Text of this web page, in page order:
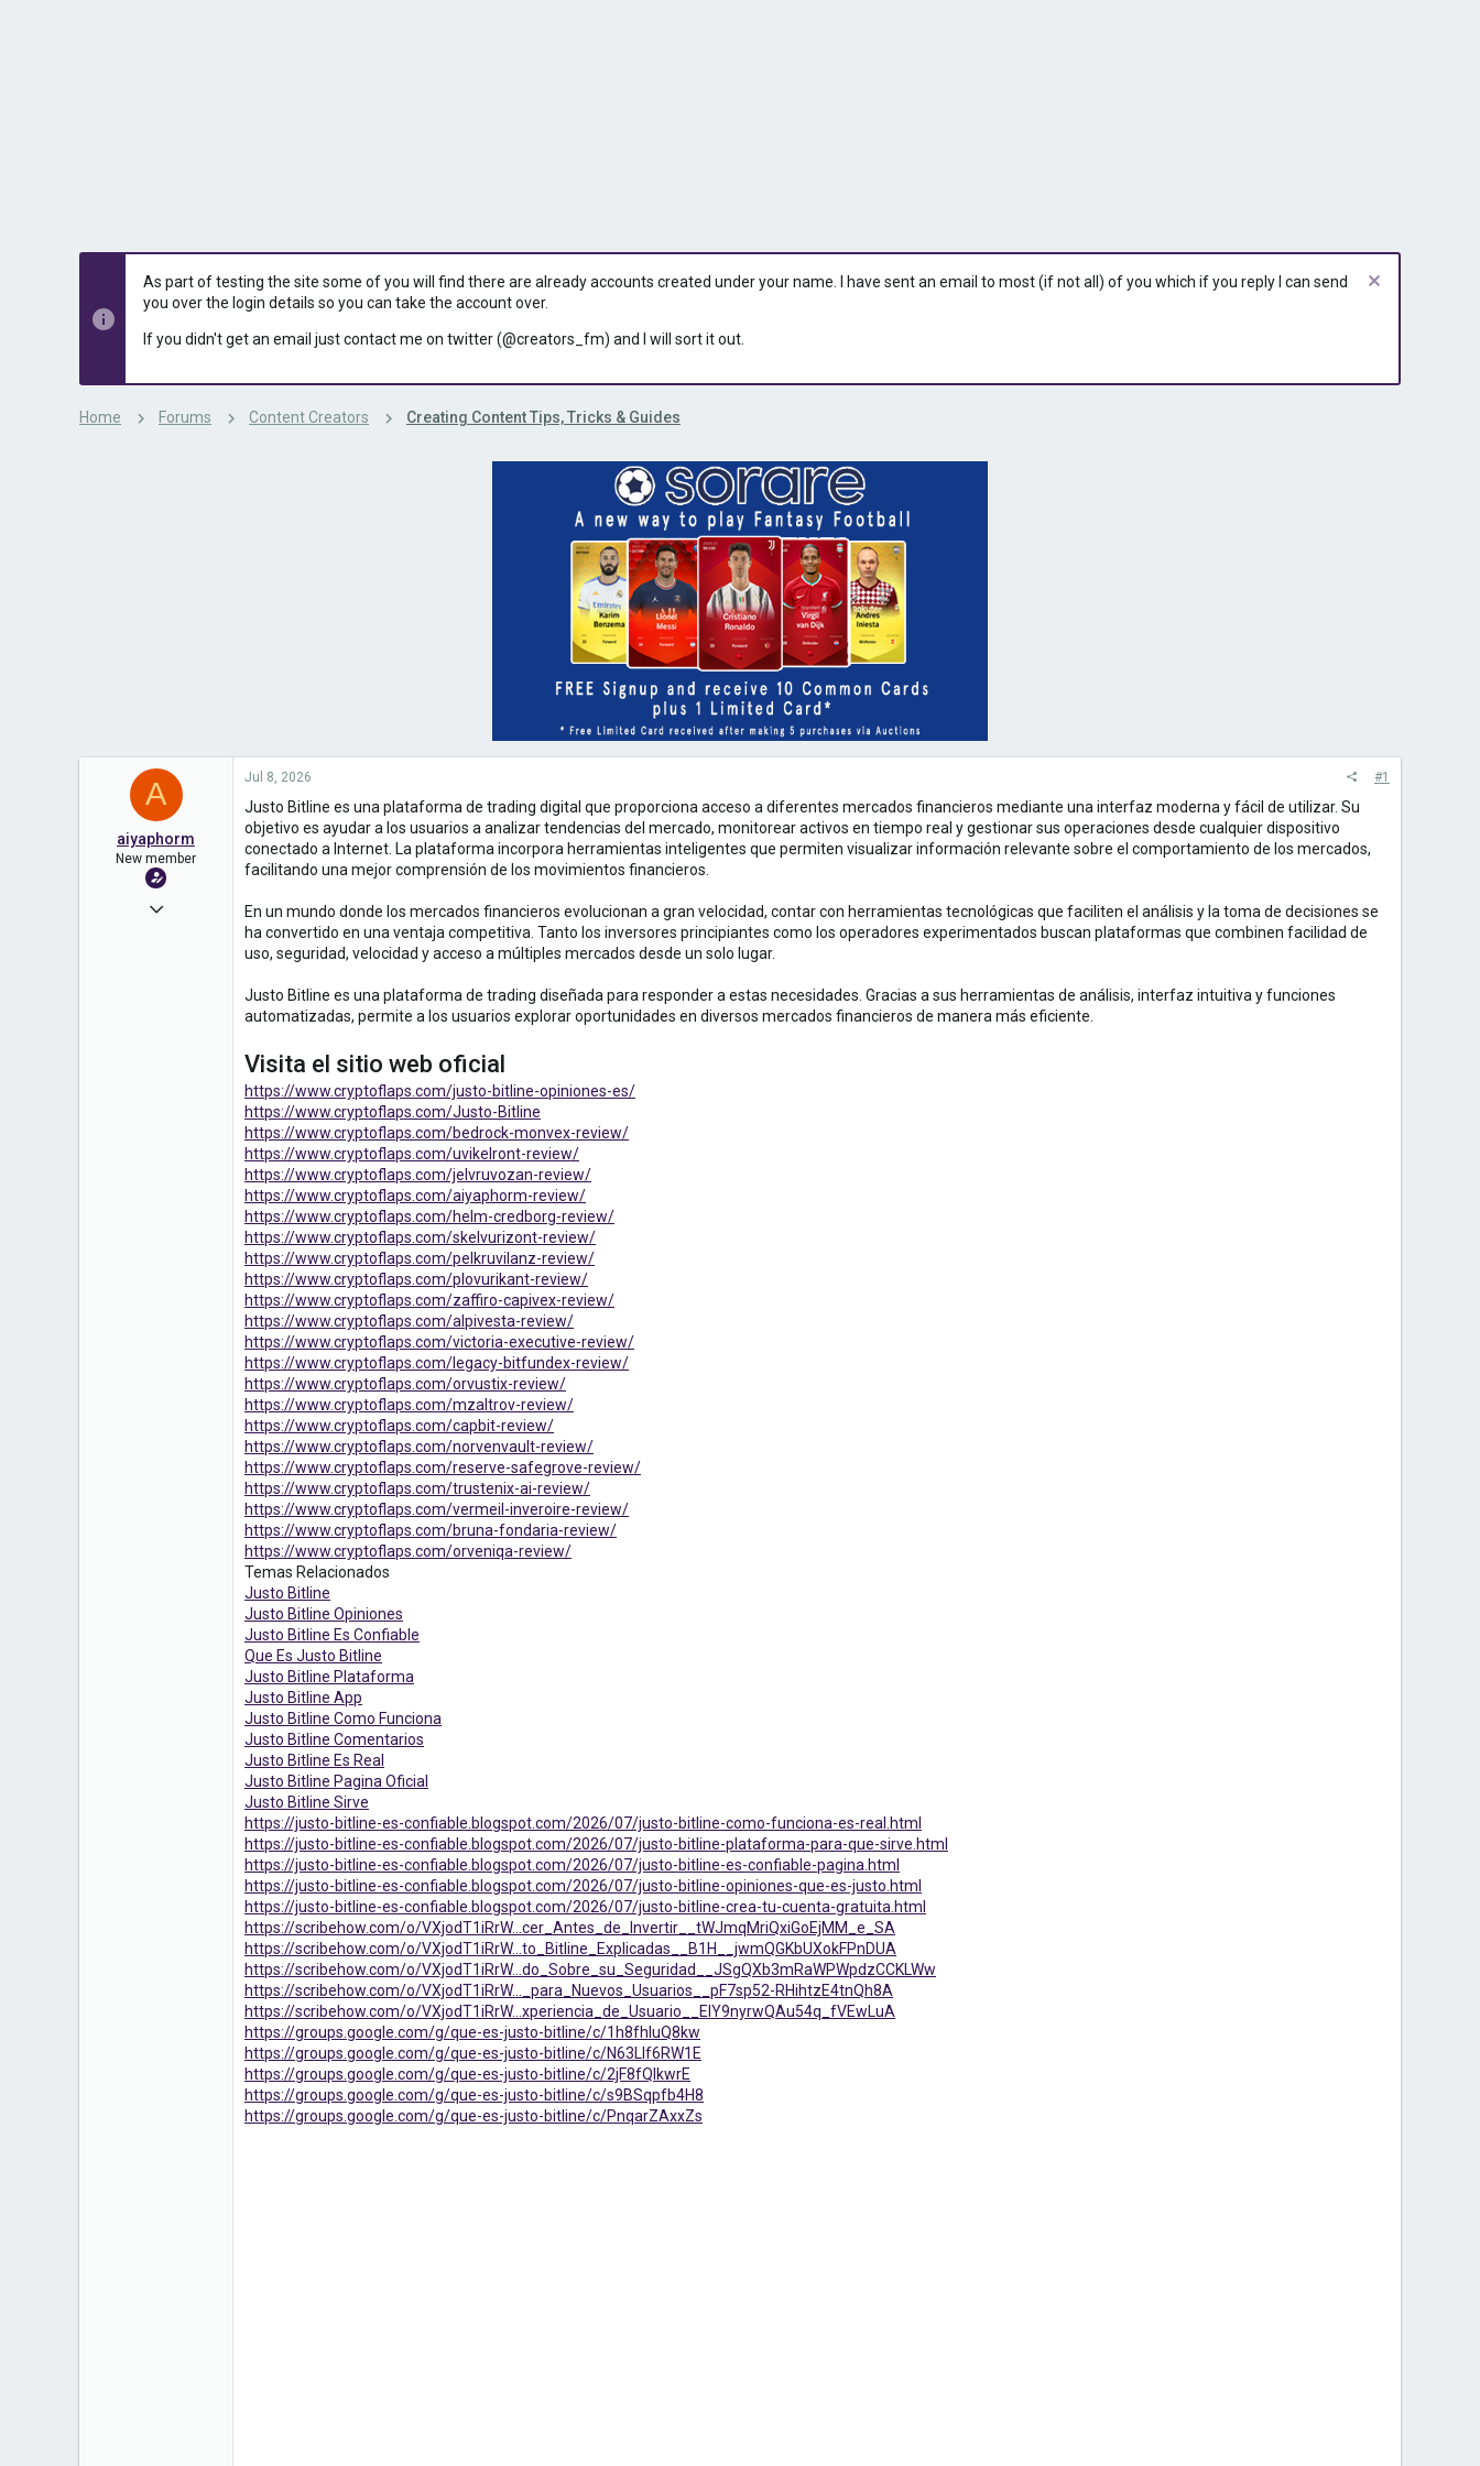
As part of testing the site some of you will find there are already accounts created under your name. I have sent an email to most (if not all) of you which if you reply I can send
you over the login details so you can take the account over.
If you didn't get an email just contact me on twitter (@creators_fm) and I will sort it out.
Home Forums Content Creators Creating Content Tips, Tricks & Guides
A
aiyaphorm
New member
Jul 7, 2026
Jul 8, 2026 #1
Justo Bitline es una plataforma de trading digital que proporciona acceso a diferentes mercados financieros mediante una interfaz moderna y fácil de utilizar. Su
objetivo es ayudar a los usuarios a analizar tendencias del mercado, monitorear activos en tiempo real y gestionar sus operaciones desde cualquier dispositivo
conectado a Internet. La plataforma incorpora herramientas inteligentes que permiten visualizar información relevante sobre el comportamiento de los mercados,
facilitando una mejor comprensión de los movimientos financieros.
En un mundo donde los mercados financieros evolucionan a gran velocidad, contar con herramientas tecnológicas que faciliten el análisis y la toma de decisiones se
ha convertido en una ventaja competitiva. Tanto los inversores principiantes como los operadores experimentados buscan plataformas que combinen facilidad de
uso, seguridad, velocidad y acceso a múltiples mercados desde un solo lugar.
Justo Bitline es una plataforma de trading diseñada para responder a estas necesidades. Gracias a sus herramientas de análisis, interfaz intuitiva y funciones
automatizadas, permite a los usuarios explorar oportunidades en diversos mercados financieros de manera más eficiente.
Visita el sitio web oficial
https://www.cryptoflaps.com/justo-bitline-opiniones-es/
https://www.cryptoflaps.com/Justo-Bitline
https://www.cryptoflaps.com/bedrock-monvex-review/
https://www.cryptoflaps.com/uvikelront-review/
https://www.cryptoflaps.com/jelvruvozan-review/
https://www.cryptoflaps.com/aiyaphorm-review/
https://www.cryptoflaps.com/helm-credborg-review/
https://www.cryptoflaps.com/skelvurizont-review/
https://www.cryptoflaps.com/pelkruvilanz-review/
https://www.cryptoflaps.com/plovurikant-review/
https://www.cryptoflaps.com/zaffiro-capivex-review/
https://www.cryptoflaps.com/alpivesta-review/
https://www.cryptoflaps.com/victoria-executive-review/
https://www.cryptoflaps.com/legacy-bitfundex-review/
https://www.cryptoflaps.com/orvustix-review/
https://www.cryptoflaps.com/mzaltrov-review/
https://www.cryptoflaps.com/capbit-review/
https://www.cryptoflaps.com/norvenvault-review/
https://www.cryptoflaps.com/reserve-safegrove-review/
https://www.cryptoflaps.com/trustenix-ai-review/
https://www.cryptoflaps.com/vermeil-inveroire-review/
https://www.cryptoflaps.com/bruna-fondaria-review/
https://www.cryptoflaps.com/orveniqa-review/
Temas Relacionados
Justo Bitline
Justo Bitline Opiniones
Justo Bitline Es Confiable
Que Es Justo Bitline
Justo Bitline Plataforma
Justo Bitline App
Justo Bitline Como Funciona
Justo Bitline Comentarios
Justo Bitline Es Real
Justo Bitline Pagina Oficial
Justo Bitline Sirve
https://justo-bitline-es-confiable.blogspot.com/2026/07/justo-bitline-como-funciona-es-real.html
https://justo-bitline-es-confiable.blogspot.com/2026/07/justo-bitline-plataforma-para-que-sirve.html
https://justo-bitline-es-confiable.blogspot.com/2026/07/justo-bitline-es-confiable-pagina.html
https://justo-bitline-es-confiable.blogspot.com/2026/07/justo-bitline-opiniones-que-es-justo.html
https://justo-bitline-es-confiable.blogspot.com/2026/07/justo-bitline-crea-tu-cuenta-gratuita.html
https://scribehow.com/o/VXjodT1iRrW...cer_Antes_de_Invertir__tWJmqMriQxiGoEjMM_e_SA
https://scribehow.com/o/VXjodT1iRrW...to_Bitline_Explicadas__B1H__jwmQGKbUXokFPnDUA
https://scribehow.com/o/VXjodT1iRrW...do_Sobre_su_Seguridad__JSgQXb3mRaWPWpdzCCKLWw
https://scribehow.com/o/VXjodT1iRrW..._para_Nuevos_Usuarios__pF7sp52-RHihtzE4tnQh8A
https://scribehow.com/o/VXjodT1iRrW...xperiencia_de_Usuario__EIY9nyrwQAu54q_fVEwLuA
https://groups.google.com/g/que-es-justo-bitline/c/1h8fhIuQ8kw
https://groups.google.com/g/que-es-justo-bitline/c/N63Llf6RW1E
https://groups.google.com/g/que-es-justo-bitline/c/2jF8fQlkwrE
https://groups.google.com/g/que-es-justo-bitline/c/s9BSqpfb4H8
https://groups.google.com/g/que-es-justo-bitline/c/PnqarZAxxZs